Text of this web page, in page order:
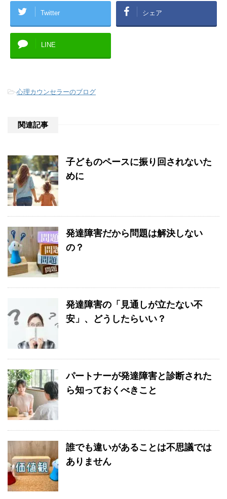
Twitter シェア
LINE
-心理カウンセラーのブログ
関連記事
子どものペースに振り回されないた
めに
発達障害だから問題は解決しない
の？
発達障害の「見通しが立たない不
安」、どうしたらいい？
パートナーが発達障害と診断された
ら知っておくべきこと
誰でも違いがあることは不思議では
ありません